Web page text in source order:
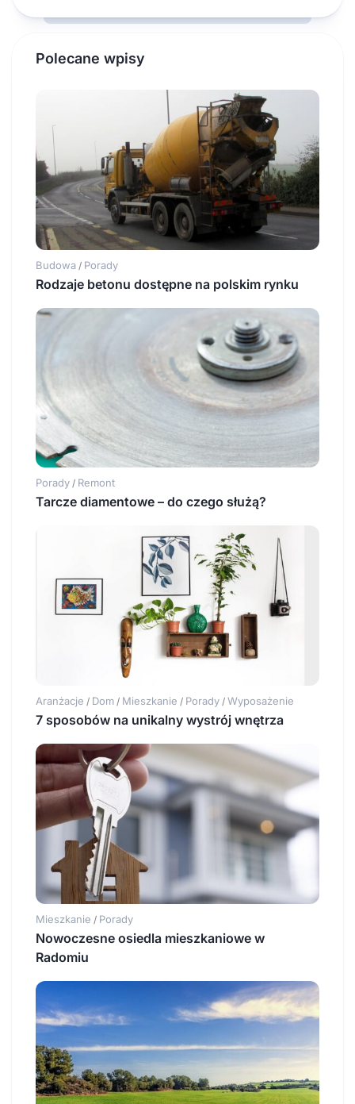
Polecane wpisy
Budowa / Porady
Rodzaje betonu dostępne na polskim rynku
Porady / Remont
Tarcze diamentowe – do czego służą?
Aranżacje / Dom / Mieszkanie / Porady / Wyposażenie
7 sposobów na unikalny wystrój wnętrza
Mieszkanie / Porady
Nowoczesne osiedla mieszkaniowe w
Radomiu